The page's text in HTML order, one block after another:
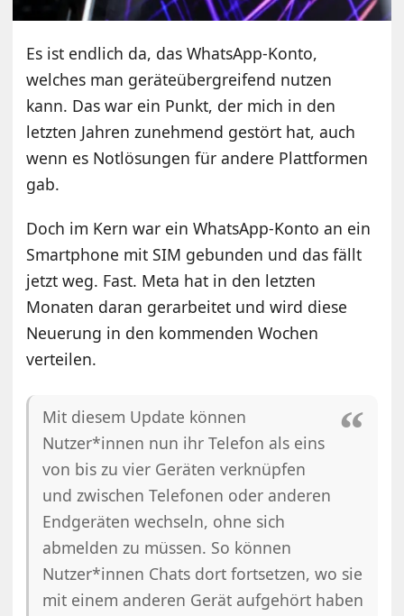
Es ist endlich da, das WhatsApp-Konto,
welches man geräteübergreifend nutzen
kann. Das war ein Punkt, der mich in den
letzten Jahren zunehmend gestört hat, auch
wenn es Notlösungen für andere Plattformen
gab.
Doch im Kern war ein WhatsApp-Konto an ein
Smartphone mit SIM gebunden und das fällt
jetzt weg. Fast. Meta hat in den letzten
Monaten daran gerarbeitet und wird diese
Neuerung in den kommenden Wochen
verteilen.
Mit diesem Update können
Nutzer*innen nun ihr Telefon als eins
von bis zu vier Geräten verknüpfen
und zwischen Telefonen oder anderen
Endgeräten wechseln, ohne sich
abmelden zu müssen. So können
Nutzer*innen Chats dort fortsetzen, wo sie
mit einem anderen Gerät aufgehört haben